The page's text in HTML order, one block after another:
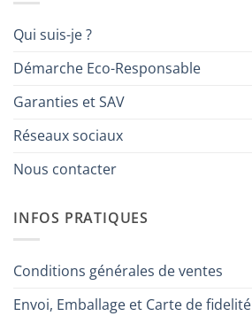
Qui suis-je ?
Démarche Eco-Responsable
Garanties et SAV
Réseaux sociaux
Nous contacter
INFOS PRATIQUES
Conditions générales de ventes
Envoi, Emballage et Carte de fidelité